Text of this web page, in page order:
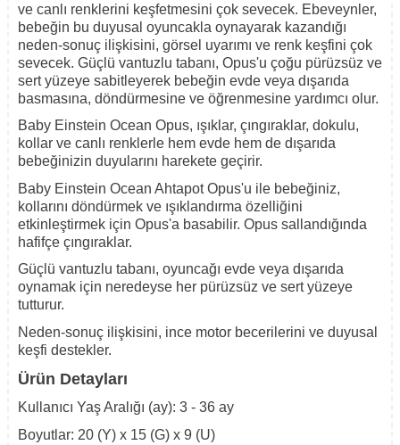
ve canlı renklerini keşfetmesini çok sevecek. Ebeveynler,
bebeğin bu duyusal oyuncakla oynayarak kazandığı
neden-sonuç ilişkisini, görsel uyarımı ve renk keşfini çok
sevecek. Güçlü vantuzlu tabanı, Opus'u çoğu pürüzsüz ve
sert yüzeye sabitleyerek bebeğin evde veya dışarıda
basmasına, döndürmesine ve öğrenmesine yardımcı olur.
Baby Einstein Ocean Opus, ışıklar, çıngıraklar, dokulu,
kollar ve canlı renklerle hem evde hem de dışarıda
bebeğinizin duyularını harekete geçirir.
Baby Einstein Ocean Ahtapot Opus'u ile bebeğiniz,
kollarını döndürmek ve ışıklandırma özelliğini
etkinleştirmek için Opus'a basabilir. Opus sallandığında
hafifçe çıngıraklar.
Güçlü vantuzlu tabanı, oyuncağı evde veya dışarıda
oynamak için neredeyse her pürüzsüz ve sert yüzeye
tutturur.
Neden-sonuç ilişkisini, ince motor becerilerini ve duyusal
keşfi destekler.
Ürün Detayları
Kullanıcı Yaş Aralığı (ay): 3 - 36 ay
Boyutlar: 20 (Y) x 15 (G) x 9 (U)